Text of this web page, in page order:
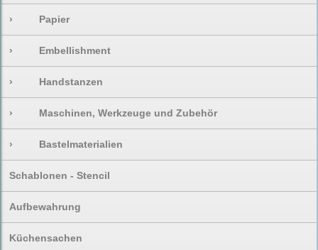
› Papier
› Embellishment
› Handstanzen
› Maschinen, Werkzeuge und Zubehör
› Bastelmaterialien
Schablonen - Stencil
Aufbewahrung
Küchensachen